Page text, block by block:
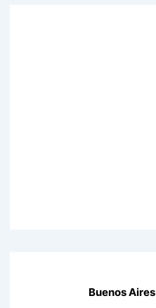
Buenos Aires